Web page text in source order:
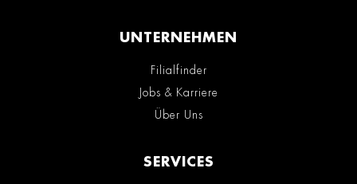
UNTERNEHMEN
Filialfinder
Jobs & Karriere
Über Uns
SERVICES